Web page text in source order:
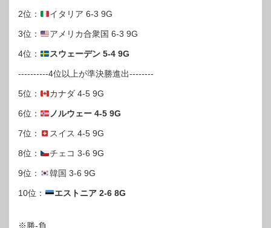
2位： イタリア 6-3 9G
3位： アメリカ合衆国 6-3 9G
4位： スウェーデン 5-4 9G
----------4位以上が準決勝進出--------
5位： カナダ 4-5 9G
6位： ノルウェー 4-5 9G
7位： スイス 4-5 9G
8位： チェコ 3-6 9G
9位： 韓国 3-6 9G
10位： エストニア 2-6 8G
※勝-負